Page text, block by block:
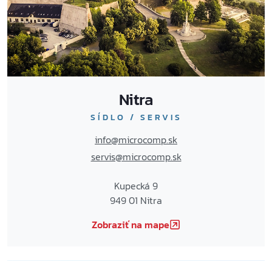
Nitra
SÍDLO / SERVIS
info@microcomp.sk
servis@microcomp.sk
Kupecká 9
949 01 Nitra
Zobraziť na mape